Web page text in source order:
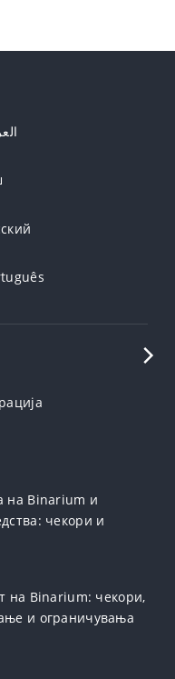
на Binarium и
чекори и
на Binarium: чекори,
и ограничувања